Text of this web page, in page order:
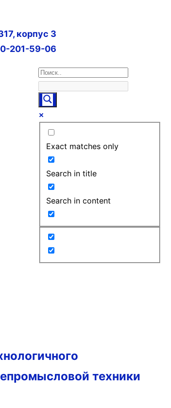
корпус 3
201-59-06
Exact matches only
Search in title
Search in content
техники